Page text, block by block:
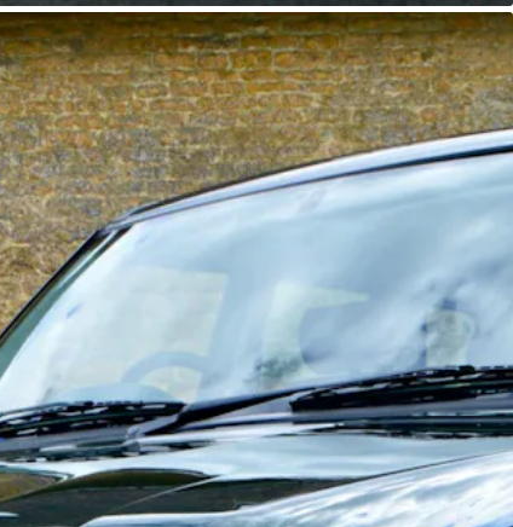
Range Rover
Primoris 4x4